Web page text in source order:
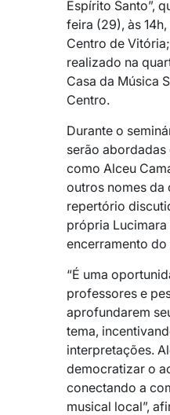
Espírito Santo”,
feira (29), às
Centro de
realizado na
Casa da Música
Centro.
Durante o
serão
como Alceu
outros nomes da
repertório
própria
encerramento do
“É uma
professores e
aprofundarem
tema,
interpretações.
democratizar o
conectando a
musical local”,